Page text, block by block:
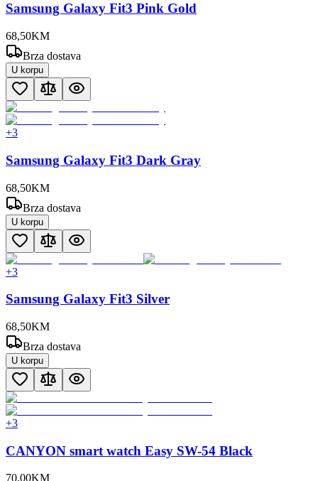
Samsung Galaxy Fit3 Pink Gold
68,50KM
Brza dostava
U korpu
+3
Samsung Galaxy Fit3 Dark Gray
68,50KM
Brza dostava
U korpu
+3
Samsung Galaxy Fit3 Silver
68,50KM
Brza dostava
U korpu
+3
CANYON smart watch Easy SW-54 Black
70,00KM